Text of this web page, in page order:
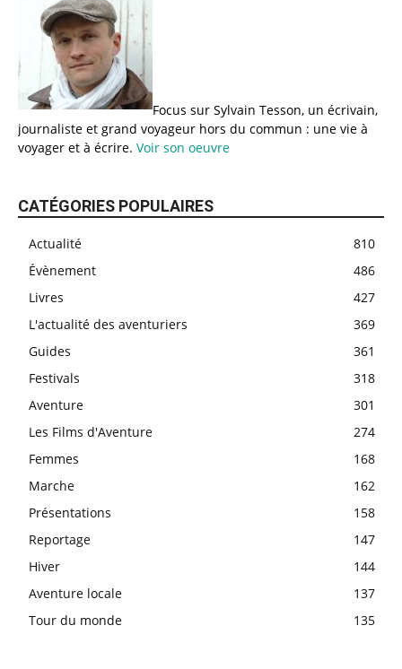
Focus sur Sylvain Tesson, un écrivain,
journaliste et grand voyageur hors du commun : une vie à
voyager et à écrire. Voir son oeuvre
CATÉGORIES POPULAIRES
Actualité
810
Évènement
486
Livres
427
L'actualité des aventuriers
369
Guides
361
Festivals
318
Aventure
301
Les Films d'Aventure
274
Femmes
168
Marche
162
Présentations
158
Reportage
147
Hiver
144
Aventure locale
137
Tour du monde
135